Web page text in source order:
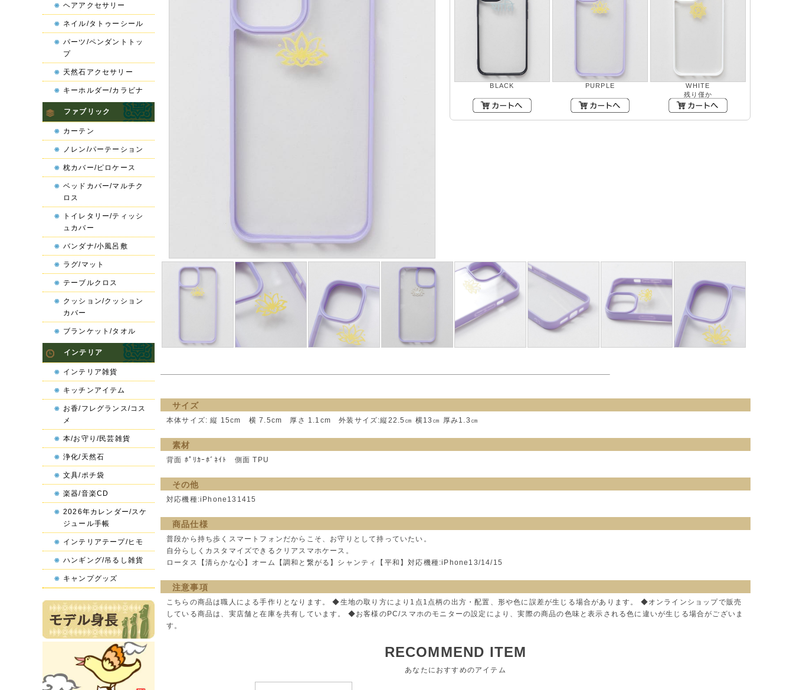
BLACK PURPLE
WHITE
残り僅か
サイズ
本体サイズ: 縦 15cm 横 7.5cm 厚さ 1.1cm 外装サイズ:縦22.5㎝ 横13㎝ 厚み1.3㎝
素材
背面 ﾎﾟﾘｶｰﾎﾞﾈｲﾄ 側面 TPU
その他
対応機種:iPhone131415
商品仕様
普段から持ち歩くスマートフォンだからこそ、お守りとして持っていたい。
自分らしくカスタマイズできるクリアスマホケース。
ロータス【清らかな心】オーム【調和と繋がる】シャンティ【平和】対応機種:iPhone13/14/15
注意事項
こちらの商品は職人による手作りとなります。 ◆生地の取り方により1点1点柄の出方・配置、形や色に誤差が生じる場合があります。 ◆オンラインショップで販売
している商品は、実店舗と在庫を共有しています。 ◆お客様のPC/スマホのモニターの設定により、実際の商品の色味と表示される色に違いが生じる場合がございま
す。
RECOMMEND ITEM
あなたにおすすめのアイテム
ヘアアクセサリー
ネイル/タトゥーシール
パーツ/ペンダントトッ
プ
天然石アクセサリー
キーホルダー/カラビナ
ファブリック
カーテン
ノレン/パーテーション
枕カバー/ピロケース
ベッドカバー/マルチク
ロス
トイレタリー/ティッシ
ュカバー
バンダナ/小風呂敷
ラグ/マット
テーブルクロス
クッション/クッション
カバー
ブランケット/タオル
インテリア
インテリア雑貨
キッチンアイテム
お香/フレグランス/コス
メ
本/お守り/民芸雑貨
浄化/天然石
文具/ポチ袋
楽器/音楽CD
2026年カレンダー/スケ
ジュール手帳
インテリアテープ/ヒモ
ハンギング/吊るし雑貨
キャンプグッズ